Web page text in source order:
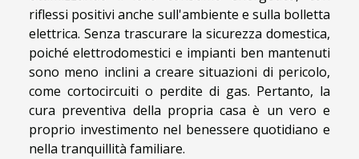
riflessi positivi anche sull'ambiente e sulla bolletta
elettrica. Senza trascurare la sicurezza domestica,
poiché elettrodomestici e impianti ben mantenuti
sono meno inclini a creare situazioni di pericolo,
come cortocircuiti o perdite di gas. Pertanto, la
cura preventiva della propria casa è un vero e
proprio investimento nel benessere quotidiano e
nella tranquillità familiare.